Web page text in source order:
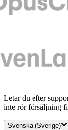
Letar du efter
inte rör försäljning
Svenska (Sverige)